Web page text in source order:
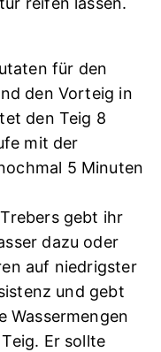
für den
den Vorteig in
den Teig 8
mit der
5 Minuten
gebt ihr
dazu oder
auf niedrigster
und gebt
Wassermengen
Er sollte